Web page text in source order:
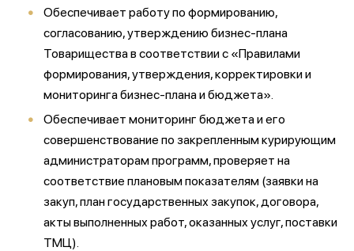
Обеспечивает работу по формированию,
согласованию, утверждению бизнес-плана
Товарищества в соответствии с «Правилами
формирования, утверждения, корректировки и
мониторинга бизнес-плана и бюджета».
Обеспечивает мониторинг бюджета и его
совершенствование по закрепленным курирующим
администраторам программ, проверяет на
соответствие плановым показателям (заявки на
закуп, план государственных закупок, договора,
акты выполненных работ, оказанных услуг, поставки
ТМЦ).